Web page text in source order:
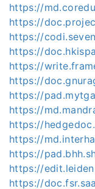
https://
https://
https://
https://
https://
https://
https://
https://
https://
https://
https://
https://
https://